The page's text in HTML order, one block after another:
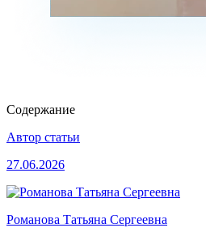
Содержание
Автор статьи
27.06.2026
Романова Татьяна Сергеевна